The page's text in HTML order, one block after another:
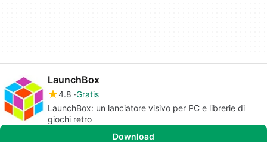
LaunchBox
4.8 Gratis
LaunchBox: un lanciatore visivo per PC e librerie di
giochi retro
Download